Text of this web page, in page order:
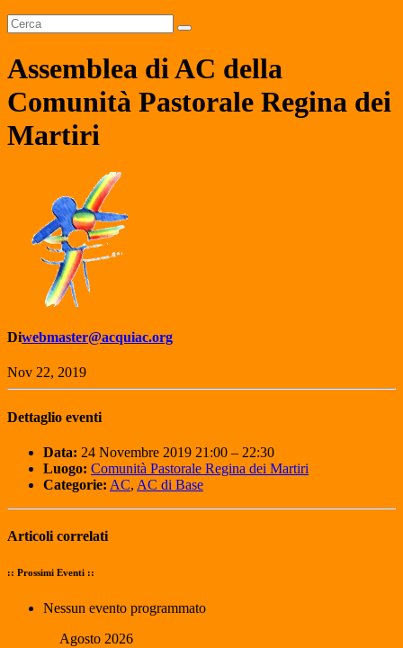
Assemblea di AC della
Comunità Pastorale Regina dei
Martiri
Diwebmaster@acquiac.org
Nov 22, 2019
Dettaglio eventi
Data: 24 Novembre 2019 21:00 – 22:30
Luogo: Comunità Pastorale Regina dei Martiri
Categorie: AC, AC di Base
Articoli correlati
:: Prossimi Eventi ::
Nessun evento programmato
Agosto 2026